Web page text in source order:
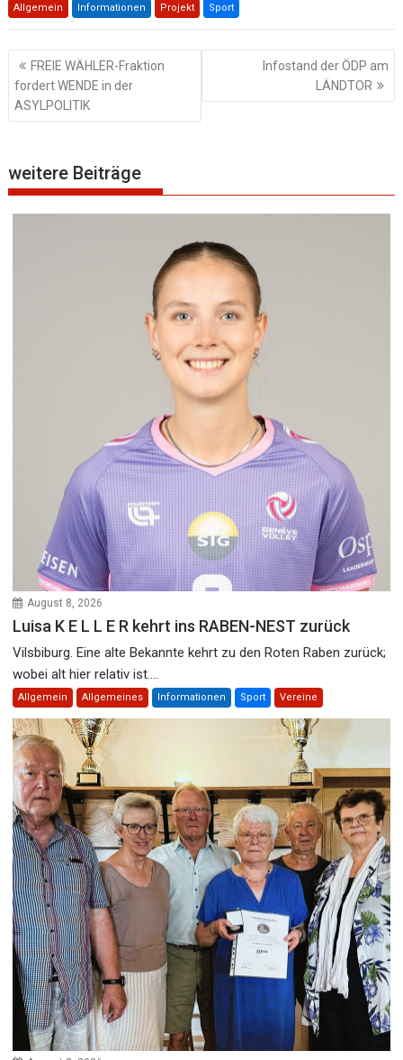
Allgemein Informationen Projekt Sport
Beitragsnavigation
FREIE WÄHLER-Fraktion
fordert WENDE in der
ASYLPOLITIK
Infostand der ÖDP am
LÄNDTOR
weitere Beiträge
August 8, 2026
Luisa K E L L E R kehrt ins RABEN-NEST zurück
Vilsbiburg. Eine alte Bekannte kehrt zu den Roten Raben zurück;
wobei alt hier relativ ist....
Allgemein Allgemeines Informationen Sport Vereine